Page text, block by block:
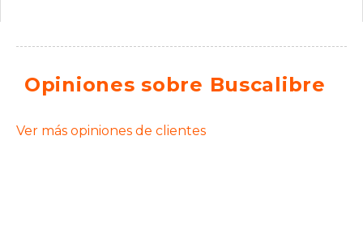
Opiniones sobre Buscalibre
Ver más opiniones de clientes